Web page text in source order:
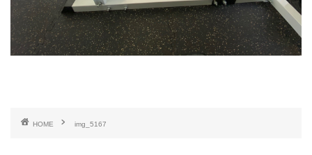
HOME img_5167